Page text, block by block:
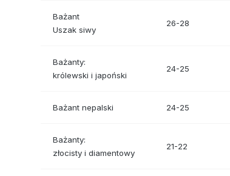
Bażant
Uszak siwy
26-28
Bażanty:
królewski i japoński
24-25
Bażant nepalski 24-25
Bażanty:
złocisty i diamentowy
21-22